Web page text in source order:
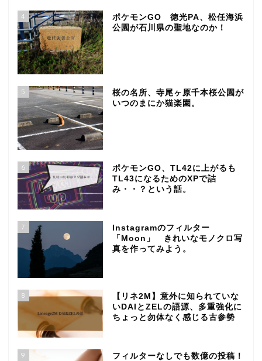
4
ポケモンGO 徳光PA、松任海浜
公園が石川県の聖地なのか！
5
桜の名所、寺尾ヶ原千本桜公園が
いつのまにか猫楽園。
6
ポケモンGO、TL42に上がるも
TL43になるためのXPで詰
み・・？という話。
7
Instagramのフィルター
「Moon」 きれいなモノクロ写
真を作ってみよう。
8
【リネ2M】意外に知られていな
いDAIとZELの語源、多重強化に
ちょっと勿体なく感じる古参勢
9
フィルターなしでも数億の投稿！